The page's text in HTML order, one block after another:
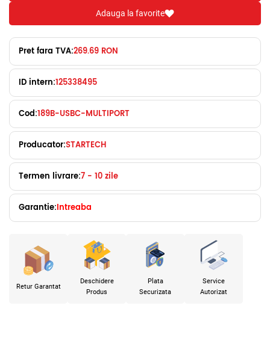
Adauga la favorite
Pret fara TVA:269.69 RON
ID intern:125338495
Cod:189B-USBC-MULTIPORT
Producator:STARTECH
Termen livrare:7 - 10 zile
Garantie:Intreaba
Retur Garantat
Deschidere
Produs
Plata
Securizata
Service
Autorizat